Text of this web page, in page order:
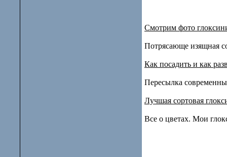
Смотрим фото
Потрясающе изящная
Как посадить и как
Пересылка
Лучшая сортовая
Все о цветах. Мои